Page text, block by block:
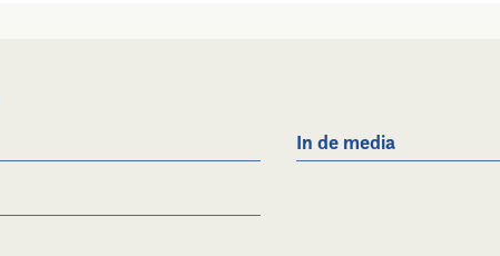
In de media